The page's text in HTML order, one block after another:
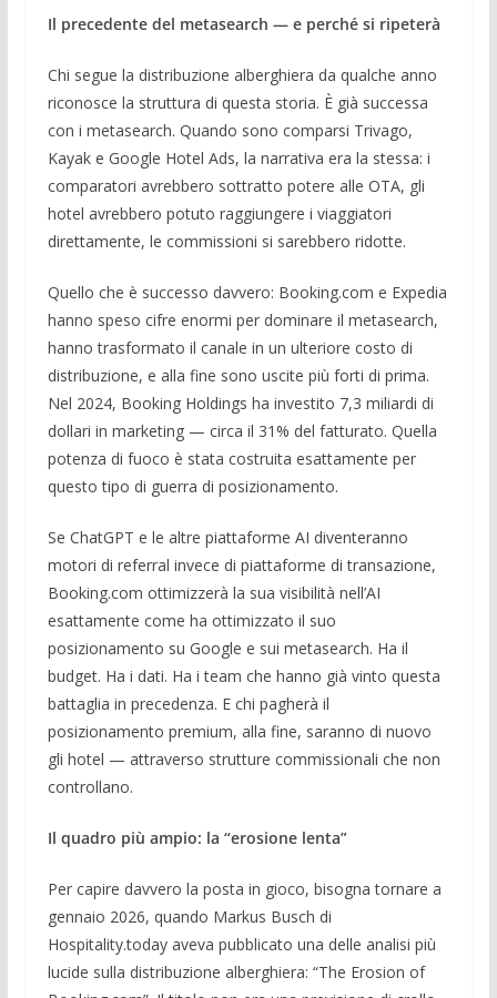
Il precedente del metasearch — e perché si ripeterà
Chi segue la distribuzione alberghiera da qualche anno
riconosce la struttura di questa storia. È già successa
con i metasearch. Quando sono comparsi Trivago,
Kayak e Google Hotel Ads, la narrativa era la stessa: i
comparatori avrebbero sottratto potere alle OTA, gli
hotel avrebbero potuto raggiungere i viaggiatori
direttamente, le commissioni si sarebbero ridotte.
Quello che è successo davvero: Booking.com e Expedia
hanno speso cifre enormi per dominare il metasearch,
hanno trasformato il canale in un ulteriore costo di
distribuzione, e alla fine sono uscite più forti di prima.
Nel 2024, Booking Holdings ha investito 7,3 miliardi di
dollari in marketing — circa il 31% del fatturato. Quella
potenza di fuoco è stata costruita esattamente per
questo tipo di guerra di posizionamento.
Se ChatGPT e le altre piattaforme AI diventeranno
motori di referral invece di piattaforme di transazione,
Booking.com ottimizzerà la sua visibilità nell’AI
esattamente come ha ottimizzato il suo
posizionamento su Google e sui metasearch. Ha il
budget. Ha i dati. Ha i team che hanno già vinto questa
battaglia in precedenza. E chi pagherà il
posizionamento premium, alla fine, saranno di nuovo
gli hotel — attraverso strutture commissionali che non
controllano.
Il quadro più ampio: la “erosione lenta”
Per capire davvero la posta in gioco, bisogna tornare a
gennaio 2026, quando Markus Busch di
Hospitality.today aveva pubblicato una delle analisi più
lucide sulla distribuzione alberghiera: “The Erosion of